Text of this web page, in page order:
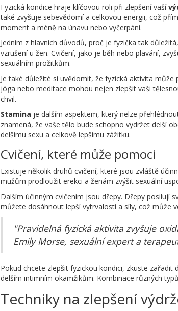
Fyzická kondice hraje klíčovou roli při zlepšení vaší
také zvyšuje sebevědomí a celkovou energii, což
moment a méně na únavu nebo vyčerpání.
Jedním z hlavních důvodů, proč je fyzička tak
vzrušení u žen. Cvičení, jako je běh nebo plavání,
sexuálním prožitkům.
Je také důležité si uvědomit, že fyzická aktivita
jóga nebo meditace mohou nejen zlepšit vaši
chvil.
Stamina je dalším aspektem, který nelze
znamená, že vaše tělo bude schopno vydržet delší
delšímu sexu a celkově lepšímu zážitku.
Cvičení, které může pomoci
Existuje několik druhů cvičení, které jsou zvláště
mužům prodloužit erekci a ženám zvýšit sexuální
Dalším účinným cvičením jsou dřepy. Dřepy posilují
můžete dosáhnout lepší vytrvalosti a síly, což může
"Pravidelná fyzická aktivita zvyšuje
Emily Morse, sexuální expert a
Pokud chcete zlepšit fyzickou kondici, zkuste
delším intimním okamžikům. Kombinace různých
Techniky na zlepšení